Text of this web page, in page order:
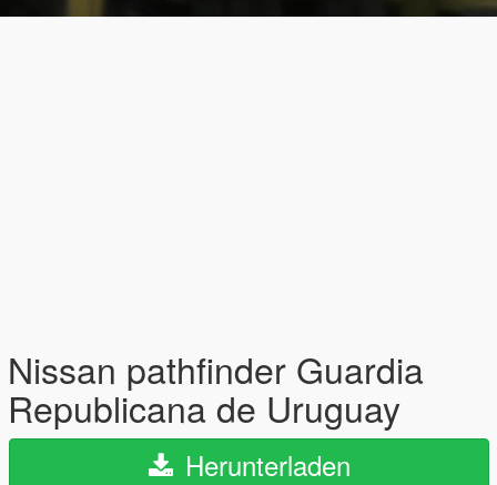
Nissan pathfinder Guardia
Republicana de Uruguay
Herunterladen